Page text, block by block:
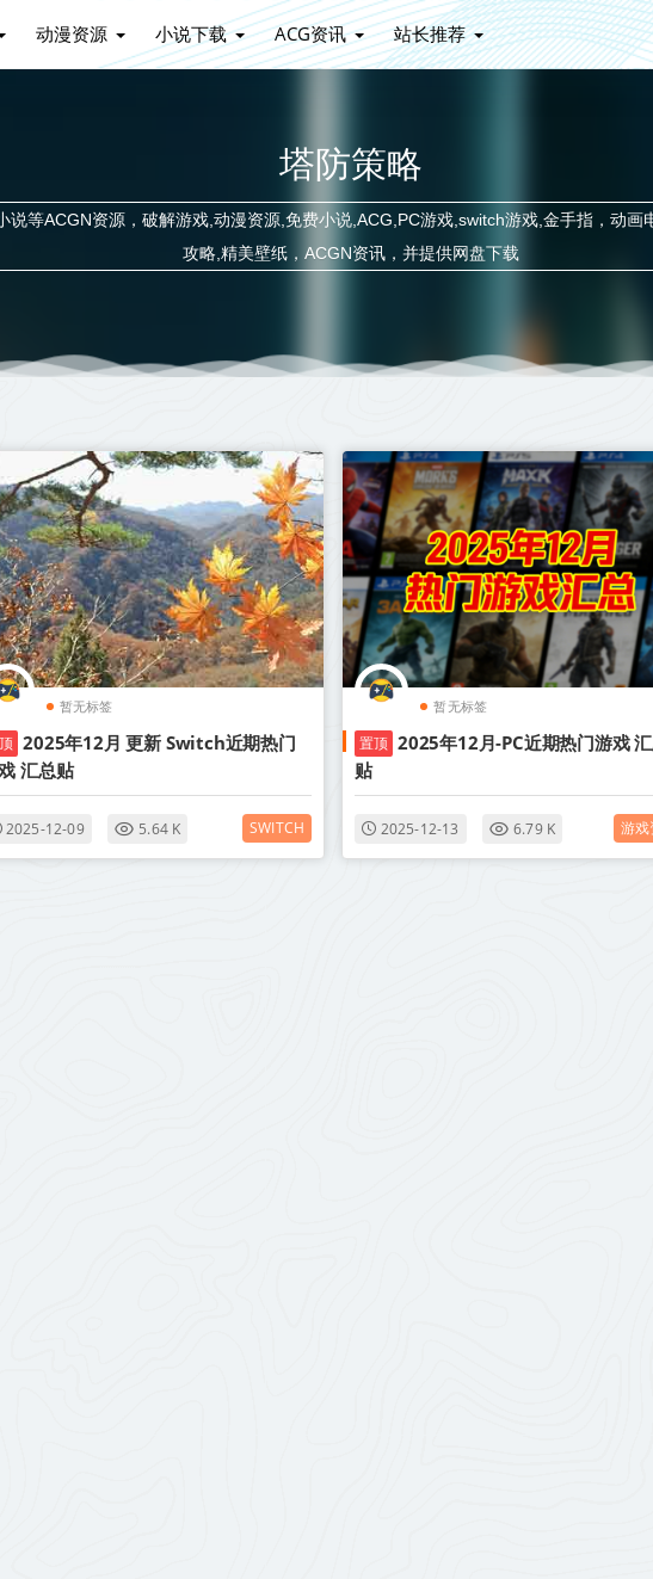
动漫资源 小说下载 ACG资讯 站长推荐
塔防策略
说等ACGN资源，破解游戏,动漫资源,免费小说,ACG,PC游戏,switch游戏,金手指，动
攻略,精美壁纸，ACGN资讯，并提供网盘下载
暂无标签
2025年12月 更新 Switch近期热门
汇总贴
2025-12-09 5.64 K SWITCH
暂无标签
置顶 2025年12月-PC近期热门游戏
贴
2025-12-13 6.79 K 游